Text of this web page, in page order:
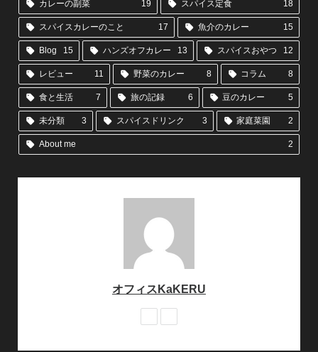
カレーの副菜 19 スパイス定食 18
スパイスカレーのこと 17 魚介のカレー 15
Blog 15 ハンズオフカレー 13 スパイスおやつ 12
レビュー 11 野菜のカレー 8 コラム 8
食と生活 7 旅の記録 6 豆のカレー 5
未分類 3 スパイスドリンク 3 家庭菜園 2
About me 2
オフィスKaKERU